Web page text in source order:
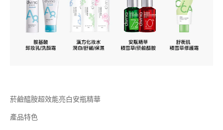
菸鹼醯胺超效能亮白安瓶精華
產品特色